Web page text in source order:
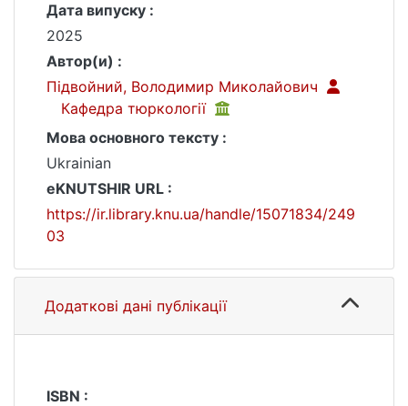
Дата випуску :
2025
Автор(и) :
Підвойний, Володимир Миколайович
Кафедра тюркології
Мова основного тексту :
Ukrainian
eKNUTSHIR URL :
https://ir.library.knu.ua/handle/15071834/249
03
Додаткові дані публікації
ISBN :